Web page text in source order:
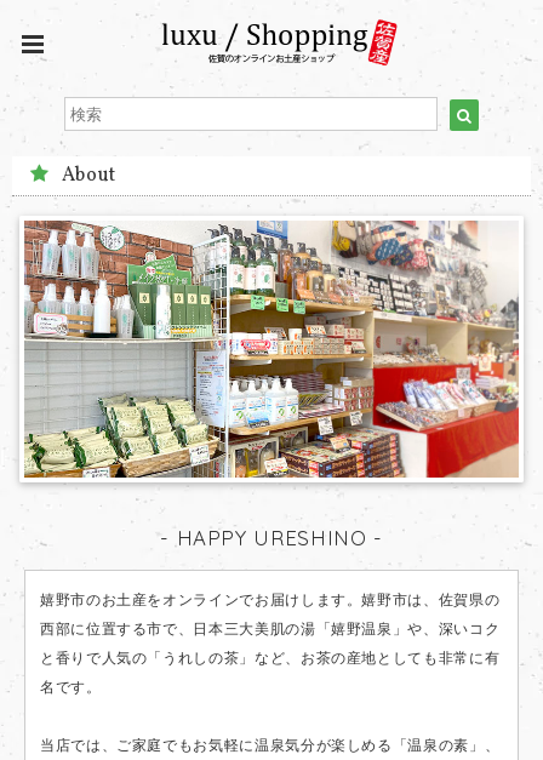
About
- HAPPY URESHINO -
嬉野市のお土産をオンラインでお届けします。嬉野市は、佐賀県の
西部に位置する市で、日本三大美肌の湯「嬉野温泉」や、深いコク
と香りで人気の「うれしの茶」など、お茶の産地としても非常に有
名です。
当店では、ご家庭でもお気軽に温泉気分が楽しめる「温泉の素」、